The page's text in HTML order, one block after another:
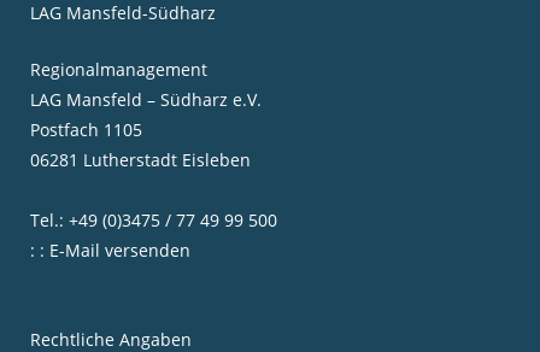
LAG Mansfeld-Südharz
Regionalmanagement
LAG Mansfeld – Südharz e.V.
Postfach 1105
06281 Lutherstadt Eisleben
Tel.: +49 (0)3475 / 77 49 99 500
: : E-Mail versenden
Rechtliche Angaben